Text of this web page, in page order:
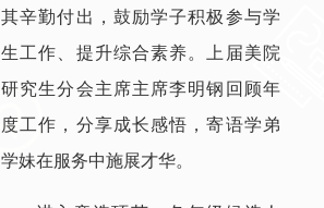
其辛勤付出，鼓励学子积极参与学
生工作、提升综合素养。上届美院
研究生分会主席主席李明钢回顾年
度工作，分享成长感悟，寄语学弟
学妹在服务中施展才华。